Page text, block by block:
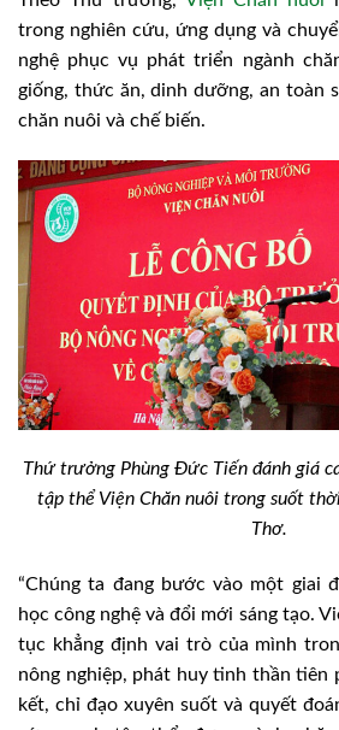
trong nghiên cứu, ứng dụng và
nghệ phục vụ phát triển ngành
giống, thức ăn, dinh dưỡng, an toàn
chăn nuôi và chế biến.
Thứ trưởng Phùng Đức Tiến đánh giá
tập thể Viện Chăn nuôi trong suốt
Thơ.
“Chúng ta đang bước vào một giai
học công nghệ và đổi mới sáng tạo.
tục khẳng định vai trò của mình
nông nghiệp, phát huy tinh thần tiên
kết, chỉ đạo xuyên suốt và quyết